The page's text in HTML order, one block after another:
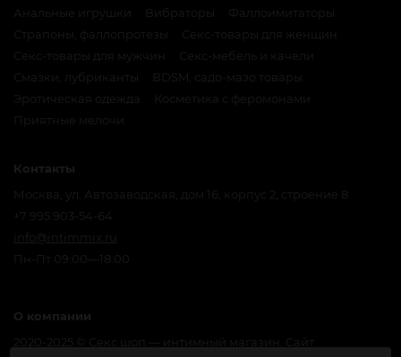
Анальные игрушки
Вибраторы
Фаллоимитаторы
Страпоны, фаллопротезы
Секс-товары для женщин
Секс-товары для мужчин
Секс-мебель и качели
Смазки, лубриканты
BDSM, садо-мазо товары
Эротическая одежда
Косметика с феромонами
Приятные мелочи
Контакты
Москва, ул. Автозаводская, дом 16, корпус 2, строение 8
+7 995 903-54-64
info@intimmix.ru
Пн-Пт 09:00—18:00
О компании